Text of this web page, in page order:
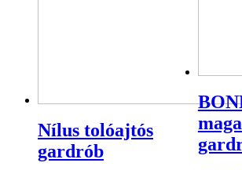
Nílus tolóajtós
gardrób